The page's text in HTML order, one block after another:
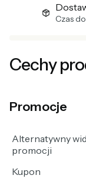
Czas
Cechy
Promocje
Alternatywny
promocji
Kupon